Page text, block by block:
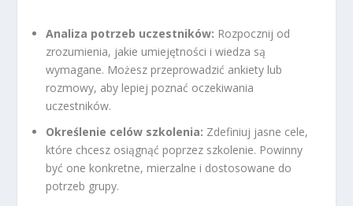
Analiza potrzeb uczestników: Rozpocznij od
zrozumienia, jakie umiejętności i wiedza są
wymagane. Możesz przeprowadzić ankiety lub
rozmowy, aby lepiej poznać oczekiwania
uczestników.
Określenie celów szkolenia: Zdefiniuj jasne cele,
które chcesz osiągnąć poprzez szkolenie. Powinny
być one konkretne, mierzalne i dostosowane do
potrzeb grupy.